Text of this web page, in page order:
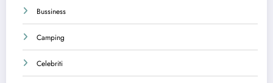
Bussiness
Camping
Celebriti